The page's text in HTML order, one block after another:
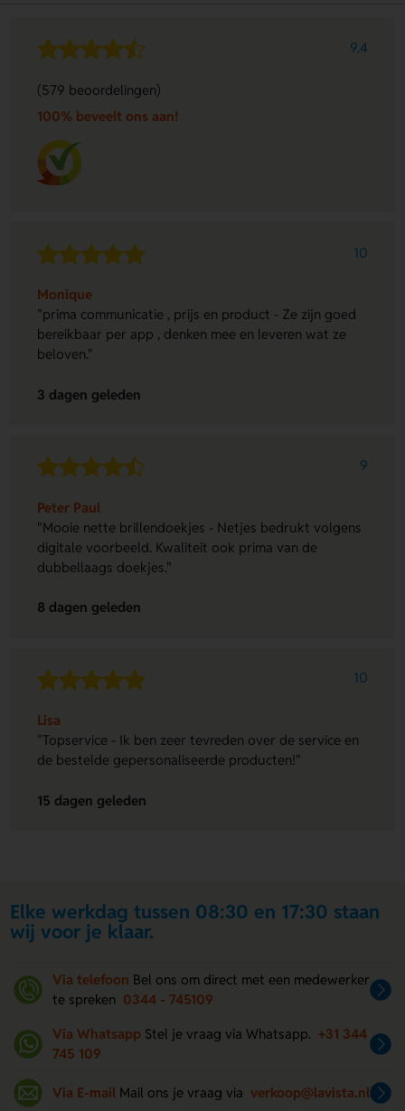
9.4
(579 beoordelingen)
100% beveelt ons aan!
10
Monique
"prima communicatie , prijs en product - Ze zijn goed
bereikbaar per app , denken mee en leveren wat ze
beloven."
3 dagen geleden
9
Peter Paul
"Mooie nette brillendoekjes - Netjes bedrukt volgens
digitale voorbeeld. Kwaliteit ook prima van de
dubbellaags doekjes."
8 dagen geleden
10
Lisa
"Topservice - Ik ben zeer tevreden over de service en
de bestelde gepersonaliseerde producten!"
15 dagen geleden
Elke werkdag tussen 08:30 en 17:30 staan
wij voor je klaar.
Via telefoon Bel ons om direct met een medewerker
te spreken 0344 - 745109
Via Whatsapp Stel je vraag via Whatsapp. +31 344
745 109
Via E-mail Mail ons je vraag via verkoop@lavista.nl